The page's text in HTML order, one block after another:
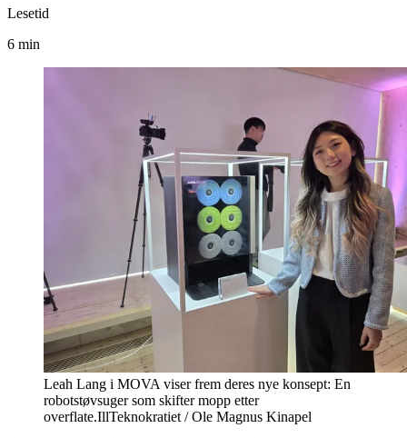
Lesetid
6 min
Leah Lang i MOVA viser frem deres nye konsept: En
robotstøvsuger som skifter mopp etter
overflate.IllTeknokratiet / Ole Magnus Kinapel